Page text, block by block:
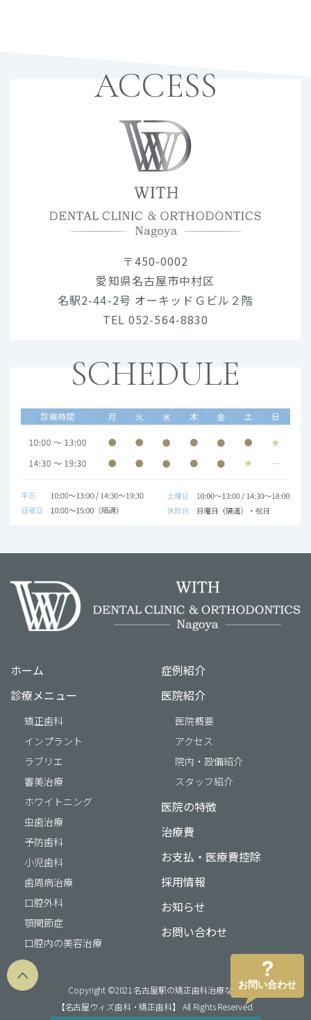
ACCESS
〒450-0002
愛知県名古屋市中村区
名駅2-44-2号 オーキッドＧビル２階
TEL 052-564-8830
SCHEDULE
ホーム
診療メニュー
矯正歯科
インプラント
ラブリエ
審美治療
ホワイトニング
虫歯治療
予防歯科
小児歯科
歯周病治療
口腔外科
顎関節症
口腔内の美容治療
症例紹介
医院紹介
医院概要
アクセス
院内・設備紹介
スタッフ紹介
医院の特徴
治療費
お支払・医療費控除
採用情報
お知らせ
お問い合わせ
Copyright ©2021 名古屋駅の矯正歯科治療なら
【名古屋ウィズ歯科・矯正歯科】 All Rights Reserved.
お問い合わせ